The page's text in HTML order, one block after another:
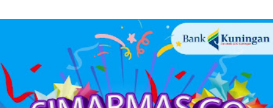
Adapun genre buku yang diterima adalah buku cerita,
komik, dan majalah untuk anak serta ensiklopedia. Bagi
siapapun yang ingin melakukan donasi buku dapat
menghubungi narahubung Fitri (085226098233) atau
Rofiddin (081563845193). Kegiatan donasi buku tersebut